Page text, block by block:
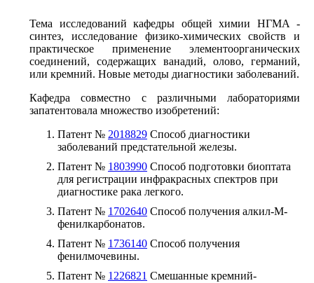
Тема исследований кафедры общей химии НГМА -
синтез, исследование физико-химических свойств и
практическое применение элементоорганических
соединений, содержащих ванадий, олово, германий,
или кремний. Новые методы диагностики заболеваний.
Кафедра совместно с различными лабораториями
запатентовала множество изобретений:
Патент № 2018829 Способ диагностики
заболеваний предстательной железы.
Патент № 1803990 Способ подготовки биоптата
для регистрации инфракрасных спектров при
диагностике рака легкого.
Патент № 1702640 Способ получения алкил-М-
фенилкарбонатов.
Патент № 1736140 Способ получения
фенилмочевины.
Патент № 1226821 Смешанные кремний-